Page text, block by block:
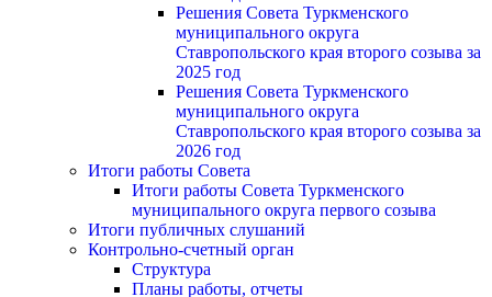
Решения Совета Туркменского
муниципального округа
Ставропольского края второго созыва за
2025 год
Решения Совета Туркменского
муниципального округа
Ставропольского края второго созыва за
2026 год
Итоги работы Совета
Итоги работы Совета Туркменского
муниципального округа первого созыва
Итоги публичных слушаний
Контрольно-счетный орган
Структура
Планы работы, отчеты